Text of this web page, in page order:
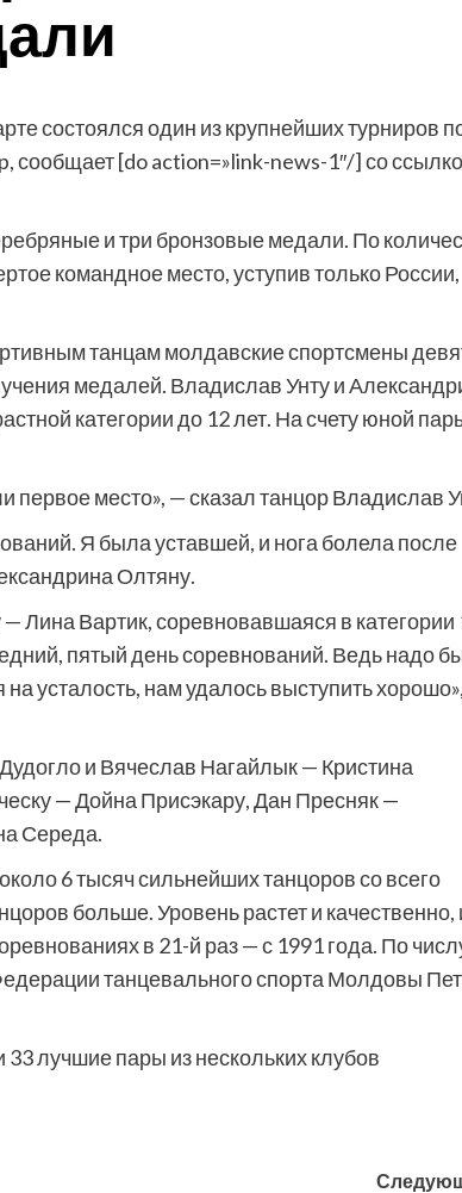
состоялся один из крупнейших турниров
сообщает [do action=»link-news-1″/] со
и три бронзовые медали. По
командное место, уступив только России,
танцам молдавские спортсмены
медалей. Владислав Унту и
категории до 12 лет. На счету юной
место», — сказал танцор Владислав
Я была уставшей, и нога болела после
Олтяну.
Вартик, соревновавшаяся в категории
пятый день соревнований. Ведь надо
усталость, нам удалось выступить
и Вячеслав Нагайлык — Кристина
— Дойна Присэкару, Дан Пресняк —
Середа.
6 тысяч сильнейших танцоров со всего
больше. Уровень растет и качественно,
в 21-й раз — с 1991 года. По
танцевального спорта Молдовы
лучшие пары из нескольких клубов